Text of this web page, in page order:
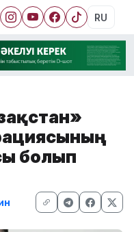
RU
болып